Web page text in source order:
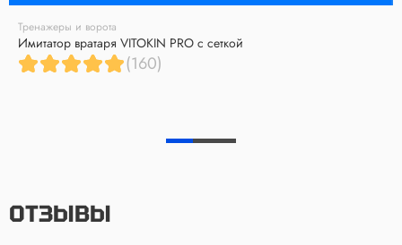
Тренажеры и ворота
Имитатор вратаря VITOKIN PRO с сеткой
(160)
ОТЗЫВЫ